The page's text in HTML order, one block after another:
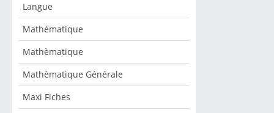
Langue
Mathématique
Mathèmatique
Mathèmatique Générale
Maxi Fiches